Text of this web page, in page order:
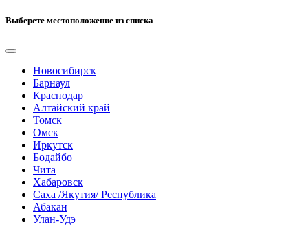
Выберете местоположение из списка
Новосибирск
Барнаул
Краснодар
Алтайский край
Томск
Омск
Иркутск
Бодайбо
Чита
Хабаровск
Саха /Якутия/ Республика
Абакан
Улан-Удэ